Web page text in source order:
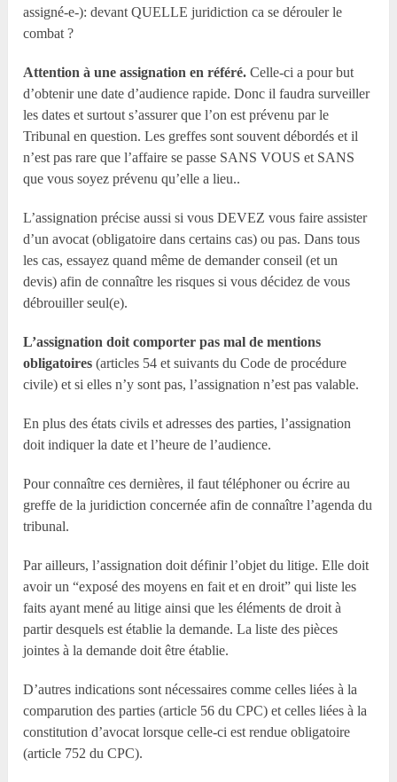
assigné-e-): devant QUELLE juridiction ca se dérouler le
combat ?
Attention à une assignation en référé. Celle-ci a pour but
d’obtenir une date d’audience rapide. Donc il faudra surveiller
les dates et surtout s’assurer que l’on est prévenu par le
Tribunal en question. Les greffes sont souvent débordés et il
n’est pas rare que l’affaire se passe SANS VOUS et SANS
que vous soyez prévenu qu’elle a lieu..
L’assignation précise aussi si vous DEVEZ vous faire assister
d’un avocat (obligatoire dans certains cas) ou pas. Dans tous
les cas, essayez quand même de demander conseil (et un
devis) afin de connaître les risques si vous décidez de vous
débrouiller seul(e).
L’assignation doit comporter pas mal de mentions
obligatoires (articles 54 et suivants du Code de procédure
civile) et si elles n’y sont pas, l’assignation n’est pas valable.
En plus des états civils et adresses des parties, l’assignation
doit indiquer la date et l’heure de l’audience.
Pour connaître ces dernières, il faut téléphoner ou écrire au
greffe de la juridiction concernée afin de connaître l’agenda du
tribunal.
Par ailleurs, l’assignation doit définir l’objet du litige. Elle doit
avoir un “exposé des moyens en fait et en droit” qui liste les
faits ayant mené au litige ainsi que les éléments de droit à
partir desquels est établie la demande. La liste des pièces
jointes à la demande doit être établie.
D’autres indications sont nécessaires comme celles liées à la
comparution des parties (article 56 du CPC) et celles liées à la
constitution d’avocat lorsque celle-ci est rendue obligatoire
(article 752 du CPC).